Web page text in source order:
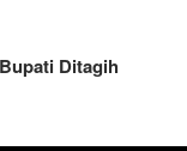
Ditagih